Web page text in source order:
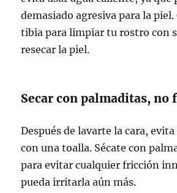
demasiado agresiva para la
tibia para limpiar tu rostro con
resecar la piel.
Secar con palmaditas, no
Después de lavarte la cara,
con una toalla. Sécate con
para evitar cualquier fricción
pueda irritarla aún más.